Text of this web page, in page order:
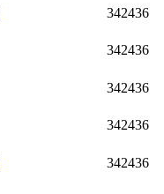
342436
342436
342436
342436
342436